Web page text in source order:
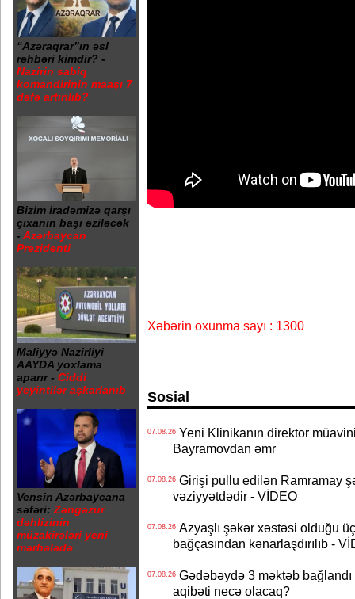
“Azəraqrar”ın əsl
rəhbəri kimdir? -
Nazirin sabiq
komandirinin maaşı 7
dəfə artırılıb?
Bizim iradəmizə qarşı
çıxanın başı əziləcək
- Azərbaycan
Prezidenti
Maliyyə Nazirliyi
AAYDA yoxlama
aparır - Ciddi
yeyintilər aşkarlanıb
Vensin Azərbaycana
səfəri: Zəngəzur
dəhlizinin
müzakirələri yeni
mərhələdə
Xəbərin oxunma sayı : 1300
Sosial
07.08.26Yeni Klinikanın direktor müavini
Bayramovdan əmr
07.08.26Girişi pullu edilən Ramramay
vəziyyətdədir - VİDEO
07.08.26Azyaşlı şəkər xəstəsi olduğu
bağçasından kənarlaşdırılıb -
07.08.26Gədəbəydə 3 məktəb
aqibəti necə olacaq?